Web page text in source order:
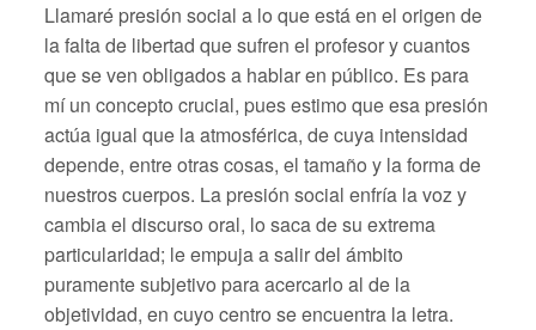
Llamaré presión social a lo que está en el origen de
la falta de libertad que sufren el profesor y cuantos
que se ven obligados a hablar en público. Es para
mí un concepto crucial, pues estimo que esa presión
actúa igual que la atmosférica, de cuya intensidad
depende, entre otras cosas, el tamaño y la forma de
nuestros cuerpos. La presión social enfría la voz y
cambia el discurso oral, lo saca de su extrema
particularidad; le empuja a salir del ámbito
puramente subjetivo para acercarlo al de la
objetividad, en cuyo centro se encuentra la letra.